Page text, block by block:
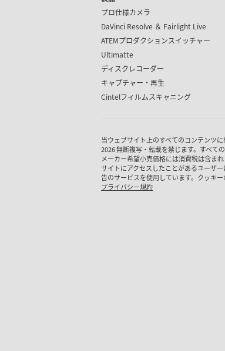
プロ仕様カメラ
DaVinci Resolve ＆ Fairlight Live
ATEMプロダクションスイッチャー
Ultimatte
ディスクレコーダー
キャプチャー・再生
Cintelフィルムスキャニング
当ウェブサイト上のすべてのコンテンツ
2026 無断複写・転載を禁じます。すべて
メーカー希望小売価格には消費税は含ま
サイトにアクセスしたことがあるユーザ
告のサービスを使用しています。クッキ
プライバシー規約